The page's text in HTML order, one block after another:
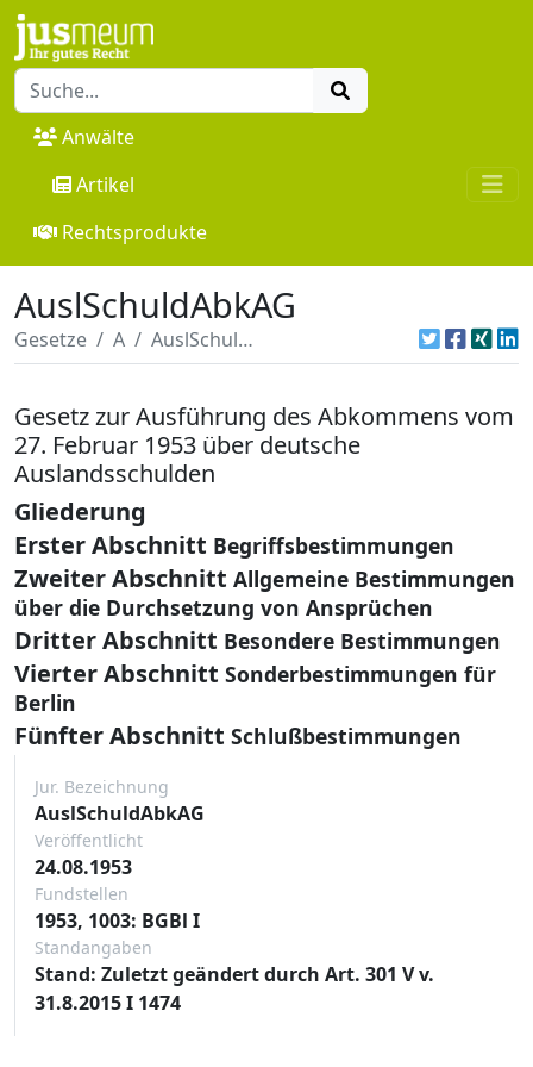
Anwälte
Artikel
Rechtsprodukte
AuslSchuldAbkAG
Gesetze A AuslSchuldAbkAG
Gesetz zur Ausführung des Abkommens vom
27. Februar 1953 über deutsche
Auslandsschulden
Gliederung
Erster Abschnitt Begriffsbestimmungen
Zweiter Abschnitt Allgemeine Bestimmungen
über die Durchsetzung von Ansprüchen
Dritter Abschnitt Besondere Bestimmungen
Vierter Abschnitt Sonderbestimmungen für
Berlin
Fünfter Abschnitt Schlußbestimmungen
Jur. Bezeichnung
AuslSchuldAbkAG
Veröffentlicht
24.08.1953
Fundstellen
1953, 1003: BGBl I
Standangaben
Stand: Zuletzt geändert durch Art. 301 V v.
31.8.2015 I 1474